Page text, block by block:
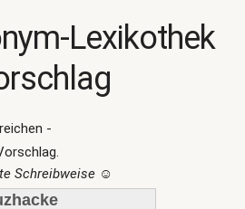
Lexikothek
-
Schreibweise ☺